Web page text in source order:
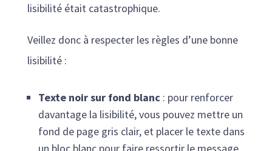
lisibilité était catastrophique.
Veillez donc à respecter les règles d’une bonne
lisibilité :
Texte noir sur fond blanc : pour renforcer
davantage la lisibilité, vous pouvez mettre un
fond de page gris clair, et placer le texte dans
un bloc blanc pour faire ressortir le message,